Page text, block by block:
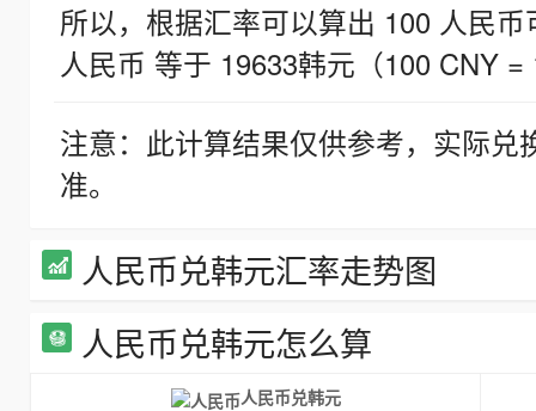
所以，根据汇率可以算出 100 人民
人民币 等于 19633韩元（100 CNY =
注意：此计算结果仅供参考，实际
准。
人民币兑韩元汇率走势图
人民币兑韩元怎么算
人民币兑韩元